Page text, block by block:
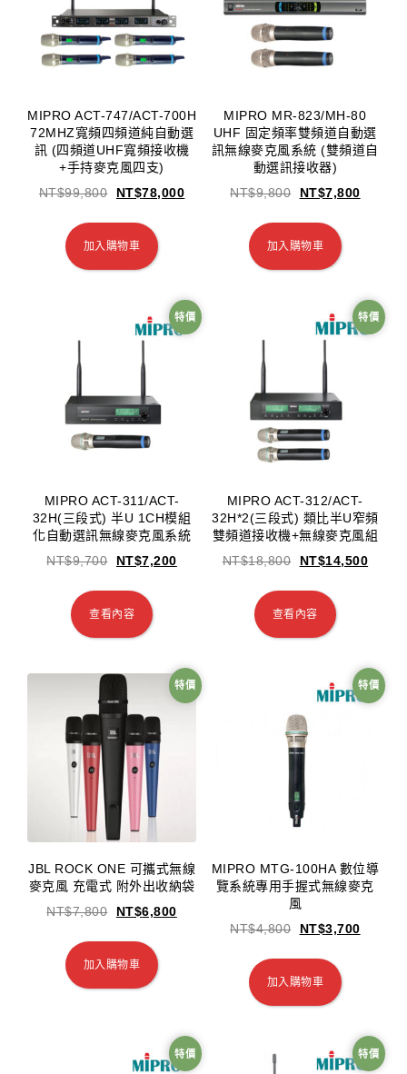
MIPRO ACT-747/ACT-700H
72MHZ寬頻四頻道純自動選
訊 (四頻道UHF寬頻接收機
+手持麥克風四支)
NT$99,800 NT$78,000
加入購物車
MIPRO MR-823/MH-80
UHF 固定頻率雙頻道自動選
訊無線麥克風系統 (雙頻道自
動選訊接收器)
NT$9,800 NT$7,800
加入購物車
特價
MIPRO ACT-311/ACT-
32H(三段式) 半U 1CH模組
化自動選訊無線麥克風系統
NT$9,700 NT$7,200
查看內容
特價
MIPRO ACT-312/ACT-
32H*2(三段式) 類比半U窄頻
雙頻道接收機+無線麥克風組
NT$18,800 NT$14,500
查看內容
特價
JBL ROCK ONE 可攜式無線
麥克風 充電式 附外出收納袋
NT$7,800 NT$6,800
加入購物車
特價
MIPRO MTG-100HA 數位導
覽系統專用手握式無線麥克
風
NT$4,800 NT$3,700
加入購物車
特價 特價